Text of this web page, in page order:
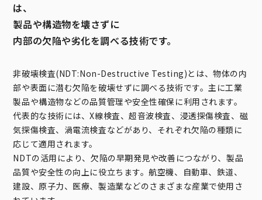
は、
製品や構造物を壊さずに
内部の欠陥や劣化を調べる技術です。
非破壊検査(NDT:Non-Destructive Testing)とは、物体の内
部や表面に潜む欠陥を破壊せずに調べる技術です。主に工業
製品や構造物などの品質管理や安全性確保に利用されます。
代表的な技術には、X線検査、超音波検査、浸透探傷検査、磁
気探傷検査、渦電流検査などがあり、それぞれ欠陥の種類に
応じて適用されます。
NDTの活用により、欠陥の早期発見や改善につながり、製品
品質や安全性の向上に役立ちます。航空機、自動車、鉄道、
建設、原子力、医療、製造業などのさまざまな産業で使用さ